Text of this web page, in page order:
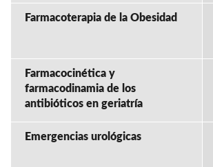
Farmacoterapia de la Obesidad
Farmacocinética y
farmacodinamia de los
antibióticos en geriatría
Emergencias urológicas